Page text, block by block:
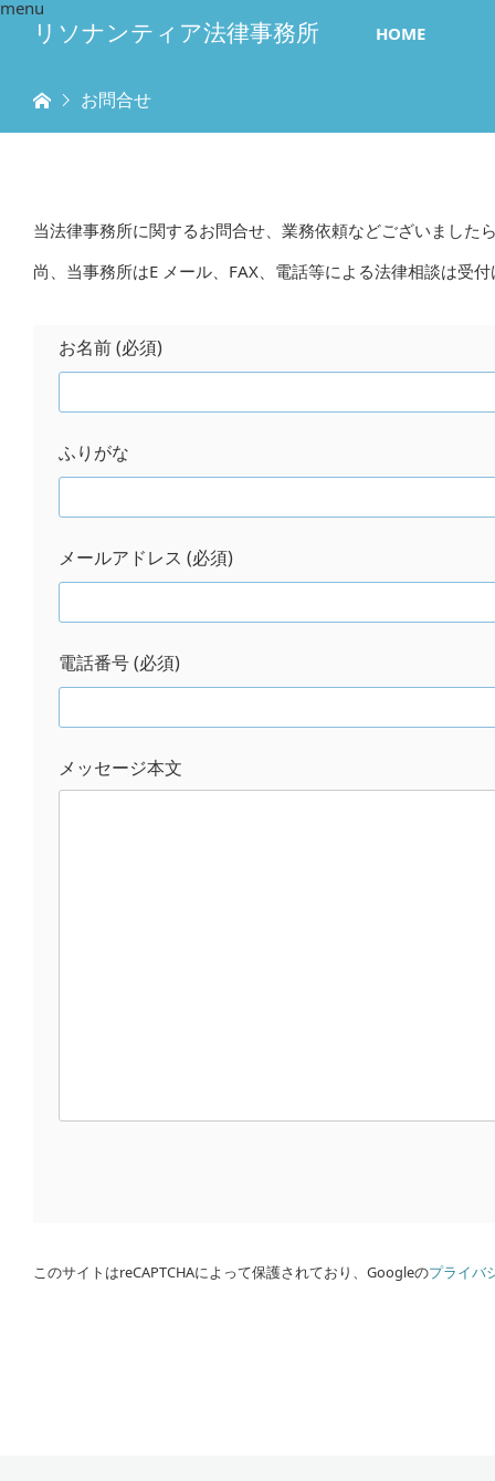
リソナンティア法律事務所
menu
HOME
お問合せ
当法律事務所に関するお問合せ、業務依頼などございました
尚、当事務所はE メール、FAX、電話等による法律相談は受
お名前 (必須)
ふりがな
メールアドレス (必須)
電話番号 (必須)
メッセージ本文
このサイトはreCAPTCHAによって保護されており、Googleのプライバ